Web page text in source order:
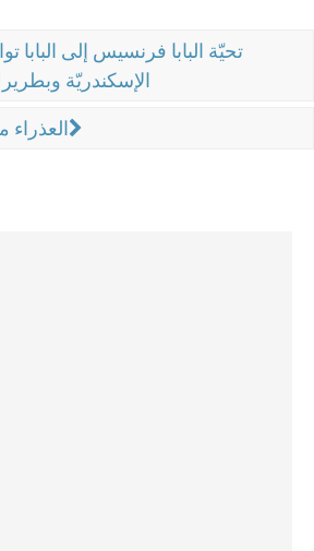
تحيّة البابا فرنسيس إلى البابا
الإسكندريّة
العذراء